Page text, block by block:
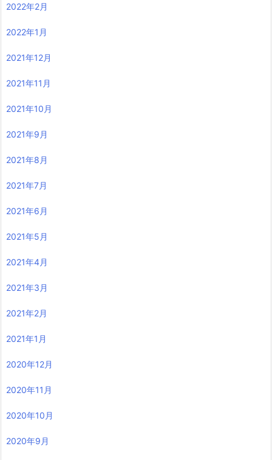
2022年2月
2022年1月
2021年12月
2021年11月
2021年10月
2021年9月
2021年8月
2021年7月
2021年6月
2021年5月
2021年4月
2021年3月
2021年2月
2021年1月
2020年12月
2020年11月
2020年10月
2020年9月